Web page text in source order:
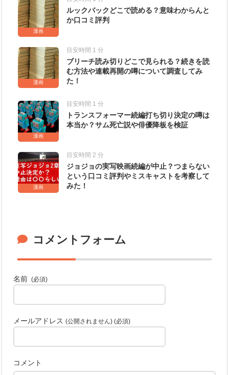
漫画
ルックバックどこで読める？意味わからんと
か口コミ評判
漫画
目安時間 1 分
ブリーチ読み切りどこで見られる？続きを読
む方法や連載再開の噂について調査してみ
た！
漫画
目安時間 1 分
トランスフォーマー続編打ち切り決定の噂は
本当か？サム死亡説や俳優降板を検証
漫画
目安時間 2 分
ジョジョの実写映画続編が中止？つまらない
という口コミ評判やミスキャストを考察して
みた！
コメントフォーム
名前 (必須)
メールアドレス(公開されません) (必須)
コメント